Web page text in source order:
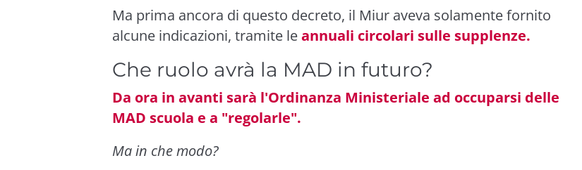
Ma prima ancora di questo decreto, il Miur aveva solamente fornito
alcune indicazioni, tramite leannuali circolari sulle supplenze.
Che ruolo avrà la MAD in futuro?
Da ora in avanti sarà l'Ordinanza Ministeriale ad occuparsi delle
MAD scuola e a "regolarle".
Ma in che modo?